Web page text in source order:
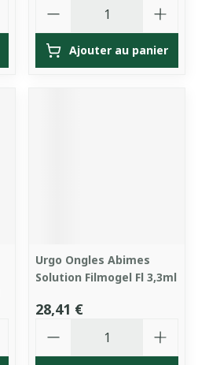
Ajouter au panier
Urgo Ongles Abimes
Solution Filmogel Fl 3,3ml
28,41 €